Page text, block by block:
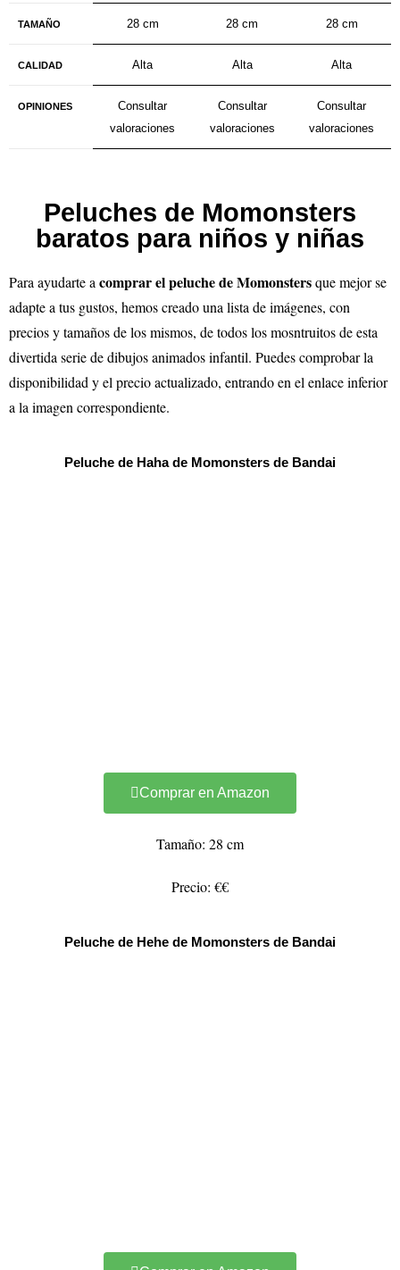
TAMAÑO 28 cm 28 cm 28 cm
CALIDAD Alta Alta Alta
OPINIONES
Consultar
valoraciones
Consultar
valoraciones
Consultar
valoraciones
Peluches de Momonsters
baratos para niños y niñas
Para ayudarte a comprar el peluche de Momonstersque mejor se
adapte a tus gustos, hemos creado una lista de imágenes, con
precios y tamaños de los mismos, de todos los mosntruitos de esta
divertida serie de dibujos animados infantil. Puedes comprobar la
disponibilidad y el precio actualizado, entrando en el enlace inferior
a la imagen correspondiente.
Peluche de Haha de Momonsters de Bandai
Comprar en Amazon
Tamaño: 28 cm
Precio: €€
Peluche de Hehe de Momonsters de Bandai